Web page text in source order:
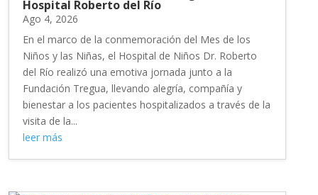
Hospital Roberto del Río
Ago 4, 2026
En el marco de la conmemoración del Mes de los
Niños y las Niñas, el Hospital de Niños Dr. Roberto
del Río realizó una emotiva jornada junto a la
Fundación Tregua, llevando alegría, compañía y
bienestar a los pacientes hospitalizados a través de la
visita de la...
leer más